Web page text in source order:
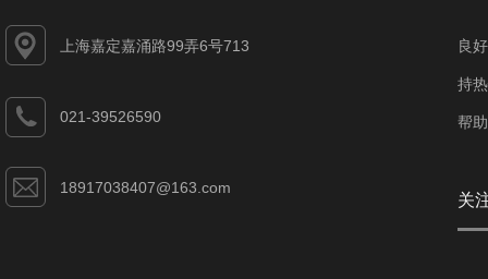
上海嘉定嘉涌路99弄6号713
021-39526590
18917038407@163.com
良
持
帮
关